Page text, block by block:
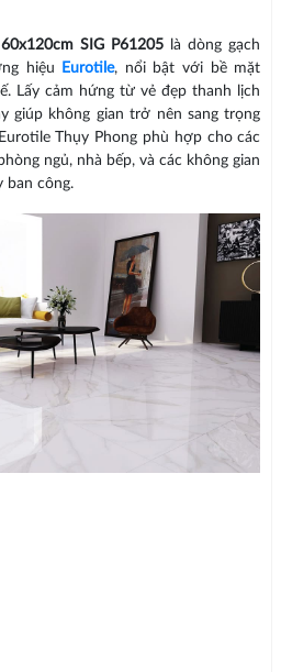
SIG P61205
là dòng gạch
hiệu
Eurotile, nổi bật với bề mặt
Lấy cảm hứng từ vẻ đẹp thanh lịch
giúp không gian trở nên sang trọng
Thụy Phong phù hợp cho các
ngủ, nhà bếp, và các không gian
ban công.